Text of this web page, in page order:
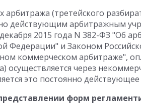
(третейского
действующим арбитражным
2015 года N 382-ФЗ "Об
Федерации" и Законом
коммерческом арбитраже",
осуществляется через
это постоянно
форм